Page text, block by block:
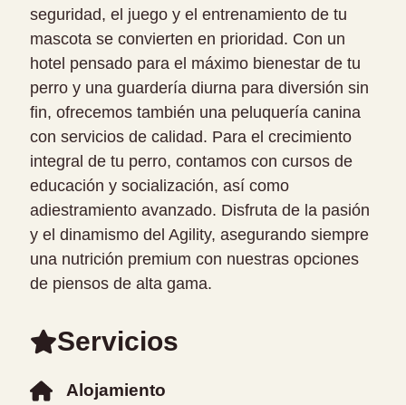
seguridad, el juego y el entrenamiento de tu
mascota se convierten en prioridad. Con un
hotel pensado para el máximo bienestar de tu
perro y una guardería diurna para diversión sin
fin, ofrecemos también una peluquería canina
con servicios de calidad. Para el crecimiento
integral de tu perro, contamos con cursos de
educación y socialización, así como
adiestramiento avanzado. Disfruta de la pasión
y el dinamismo del Agility, asegurando siempre
una nutrición premium con nuestras opciones
de piensos de alta gama.
Servicios
Alojamiento